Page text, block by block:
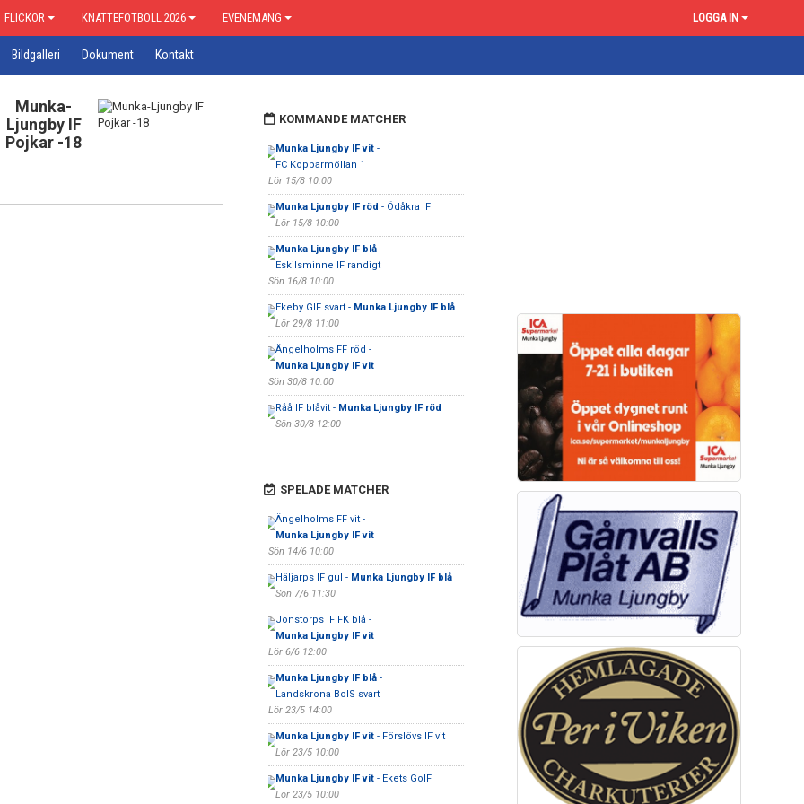
FLICKOR KNATTEFOTBOLL 2026 EVENEMANG LOGGA IN
Bildgalleri Dokument Kontakt
Munka-
Ljungby IF
Pojkar -18
KOMMANDE MATCHER
Munka Ljungby IF vit-
FC Kopparmöllan 1
Lör 15/8 10:00
Munka Ljungby IF röd - Ödåkra IF
Lör 15/8 10:00
Munka Ljungby IF blå-
Eskilsminne IF randigt
Sön 16/8 10:00
Ekeby GIF svart - Munka Ljungby IF blå
Lör 29/8 11:00
Ängelholms FF röd -
Munka Ljungby IF vit
Sön 30/8 10:00
Råå IF blåvit - Munka Ljungby IF röd
Sön 30/8 12:00
SPELADE MATCHER
Ängelholms FF vit -
Munka Ljungby IF vit
Sön 14/6 10:00
Häljarps IF gul - Munka Ljungby IF blå
Sön 7/6 11:30
Jonstorps IF FK blå -
Munka Ljungby IF vit
Lör 6/6 12:00
Munka Ljungby IF blå-
Landskrona BoIS svart
Lör 23/5 14:00
Munka Ljungby IF vit- Förslövs IF vit
Lör 23/5 10:00
Munka Ljungby IF vit- Ekets GoIF
Lör 23/5 10:00